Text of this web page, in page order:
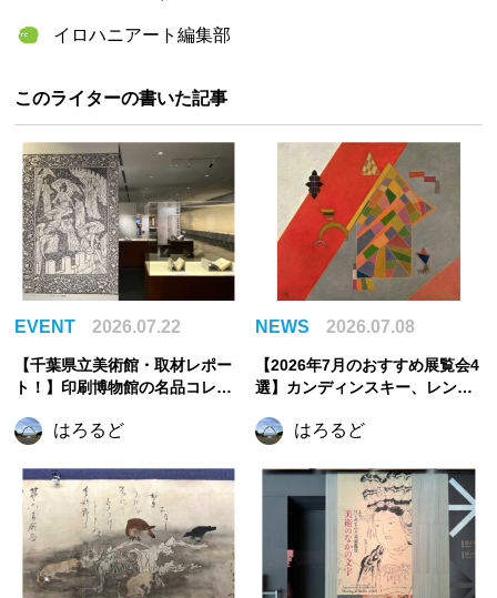
イロハニアート編集部
このライターの書いた記事
EVENT 2026.07.22
【千葉県立美術館・取材レポー
ト！】印刷博物館の名品コレク
世界
はろるど
NEWS 2026.07.08
【2026年7月のおすすめ展覧会4
選】カンディンスキー、レンブ
つわの美へ。夏に訪れたい注目
はろるど